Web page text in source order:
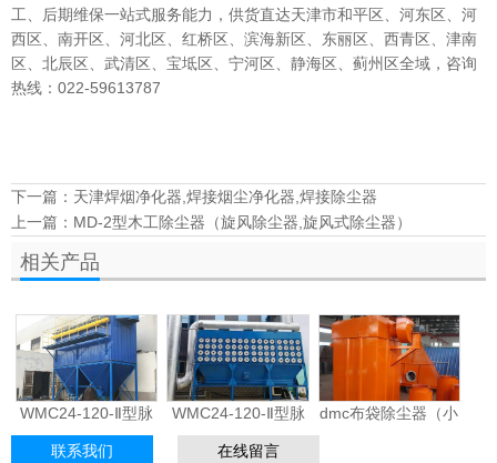
工、后期维保一站式服务能力，供货直达天津市和平区、河东区、河
西区、南开区、河北区、红桥区、滨海新区、东丽区、西青区、津南
区、北辰区、武清区、宝坻区、宁河区、静海区、蓟州区全域，咨询
热线：022-59613787
下一篇： 天津焊烟净化器,焊接烟尘净化器,焊接除尘器
上一篇： MD-2型木工除尘器（旋风除尘器,旋风式除尘器）
相关产品
WMC24-120-Ⅱ型脉
冲袋式除尘器
WMC24-120-Ⅱ型脉
冲滤筒式除尘器
dmc布袋除尘器（小
联系我们 在线留言